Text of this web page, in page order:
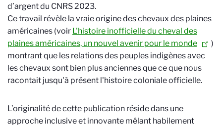
d’argent du CNRS 2023.
Ce travail révèle la vraie origine des chevaux des plaines
américaines (voir L'histoire inofficielle du cheval des
plaines américaines, un nouvel avenir pour le monde
)
montrant que les relations des peuples indigènes avec
les chevaux sont bien plus anciennes que ce que nous
racontait jusqu'à présent l'histoire coloniale officielle.
L’originalité de cette publication réside dans une
approche inclusive et innovante mêlant habilement